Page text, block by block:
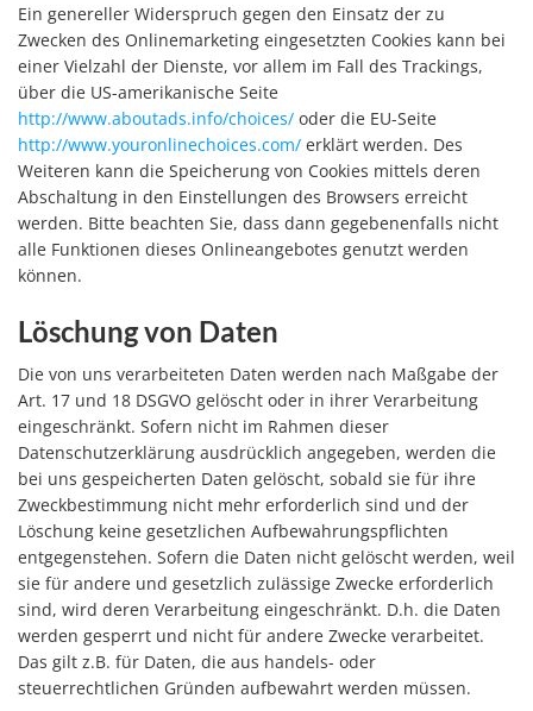
Ein genereller Widerspruch gegen den Einsatz der zu
Zwecken des Onlinemarketing eingesetzten Cookies kann bei
einer Vielzahl der Dienste, vor allem im Fall des Trackings,
über die US-amerikanische Seite
http://www.aboutads.info/choices/ oder die EU-Seite
http://www.youronlinechoices.com/ erklärt werden. Des
Weiteren kann die Speicherung von Cookies mittels deren
Abschaltung in den Einstellungen des Browsers erreicht
werden. Bitte beachten Sie, dass dann gegebenenfalls nicht
alle Funktionen dieses Onlineangebotes genutzt werden
können.
Löschung von Daten
Die von uns verarbeiteten Daten werden nach Maßgabe der
Art. 17 und 18 DSGVO gelöscht oder in ihrer Verarbeitung
eingeschränkt. Sofern nicht im Rahmen dieser
Datenschutzerklärung ausdrücklich angegeben, werden die
bei uns gespeicherten Daten gelöscht, sobald sie für ihre
Zweckbestimmung nicht mehr erforderlich sind und der
Löschung keine gesetzlichen Aufbewahrungspflichten
entgegenstehen. Sofern die Daten nicht gelöscht werden, weil
sie für andere und gesetzlich zulässige Zwecke erforderlich
sind, wird deren Verarbeitung eingeschränkt. D.h. die Daten
werden gesperrt und nicht für andere Zwecke verarbeitet.
Das gilt z.B. für Daten, die aus handels- oder
steuerrechtlichen Gründen aufbewahrt werden müssen.